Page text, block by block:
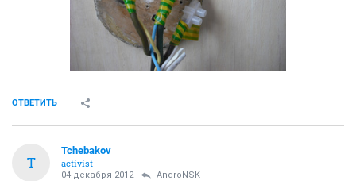
ОТВЕТИТЬ
T
Tchebakov
activist
04 декабря 2012 AndroNSK